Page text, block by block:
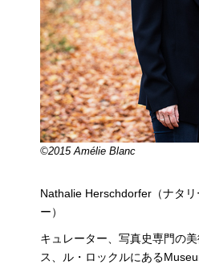
©2015 Amélie Blanc
Nathalie Herschdorfer（ナタ
ー）
キュレーター、写真史専門の
ス、ル・ロックルにある